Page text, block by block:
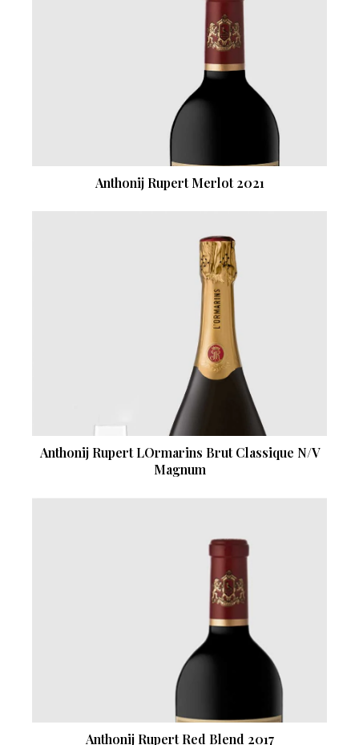
Anthonij Rupert Merlot 2021
Anthonij Rupert LOrmarins Brut Classique N/V
Magnum
Anthonij Rupert Red Blend 2017